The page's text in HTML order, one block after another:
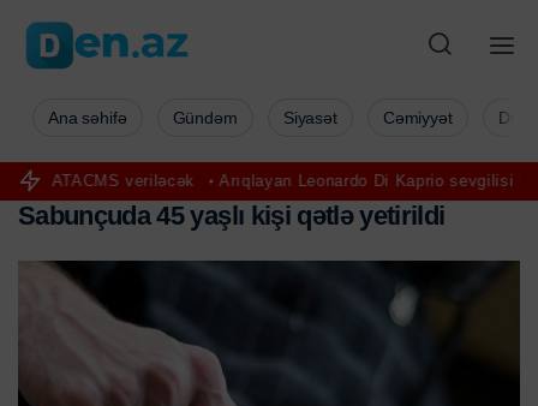
veriləcək Arıqlayan Leonardo Di Kaprio sevgilisi ilə
Ana səhifə Gündəm Siyasət Cəmiyyət
Sabunçuda 45 yaşlı kişi qətlə yetirildi